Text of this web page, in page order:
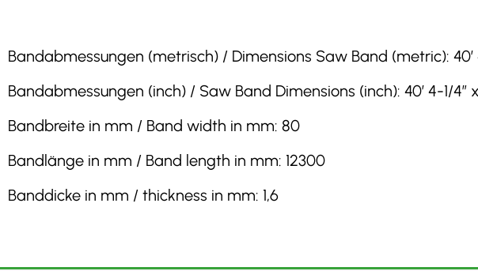
Bandabmessungen (metrisch) / Dimensions Saw Band (metric): 40′
Bandabmessungen (inch) / Saw Band Dimensions (inch): 40′ 4-1/4″
Bandbreite in mm / Band width in mm: 80
Bandlänge in mm / Band length in mm: 12300
Banddicke in mm / thickness in mm: 1,6